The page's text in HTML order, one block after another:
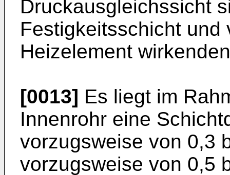
Druckausgleichssicht
Festigkeitsschicht und
Heizelement
[0013] Es liegt im
Innenrohr eine
vorzugsweise von 0,3
vorzugsweise von 0,5